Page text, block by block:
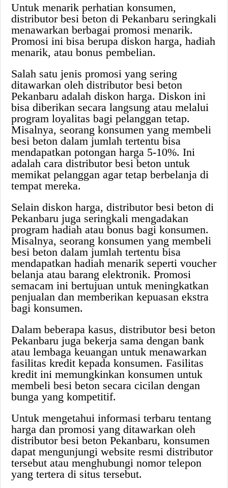
Untuk menarik perhatian konsumen,
distributor besi beton di Pekanbaru seringkali
menawarkan berbagai promosi menarik.
Promosi ini bisa berupa diskon harga, hadiah
menarik, atau bonus pembelian.
Salah satu jenis promosi yang sering
ditawarkan oleh distributor besi beton
Pekanbaru adalah diskon harga. Diskon ini
bisa diberikan secara langsung atau melalui
program loyalitas bagi pelanggan tetap.
Misalnya, seorang konsumen yang membeli
besi beton dalam jumlah tertentu bisa
mendapatkan potongan harga 5-10%. Ini
adalah cara distributor besi beton untuk
memikat pelanggan agar tetap berbelanja di
tempat mereka.
Selain diskon harga, distributor besi beton di
Pekanbaru juga seringkali mengadakan
program hadiah atau bonus bagi konsumen.
Misalnya, seorang konsumen yang membeli
besi beton dalam jumlah tertentu bisa
mendapatkan hadiah menarik seperti voucher
belanja atau barang elektronik. Promosi
semacam ini bertujuan untuk meningkatkan
penjualan dan memberikan kepuasan ekstra
bagi konsumen.
Dalam beberapa kasus, distributor besi beton
Pekanbaru juga bekerja sama dengan bank
atau lembaga keuangan untuk menawarkan
fasilitas kredit kepada konsumen. Fasilitas
kredit ini memungkinkan konsumen untuk
membeli besi beton secara cicilan dengan
bunga yang kompetitif.
Untuk mengetahui informasi terbaru tentang
harga dan promosi yang ditawarkan oleh
distributor besi beton Pekanbaru, konsumen
dapat mengunjungi website resmi distributor
tersebut atau menghubungi nomor telepon
yang tertera di situs tersebut.